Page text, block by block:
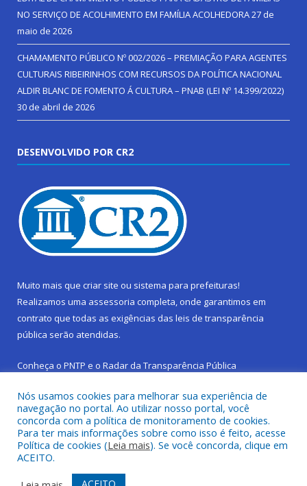
NO SERVIÇO DE ACOLHIMENTO EM FAMÍLIA ACOLHEDORA27 de
maio de 2026
CHAMAMENTO PÚBLICO Nº 002/2026 – PREMIAÇÃO PARA AGENTES
CULTURAIS RIBEIRINHOS COM RECURSOS DA POLÍTICA NACIONAL
ALDIR BLANC DE FOMENTO Á CULTURA – PNAB (LEI Nº 14.399/2022)
30 de abril de 2026
DESENVOLVIDO POR CR2
Muito mais que criar site ou sistema para prefeituras!
Realizamos uma assessoria completa, onde garantimos em
contrato que todas as exigências das leis de transparência
pública serão atendidas.
Conheça o PNTP e o Radar da Transparência Pública
Todos os direitos reservados a Prefeitura Municipal de São
Sebastião da Boa Vista.
Frequência Online Mapa do Site
Nós usamos cookies para melhorar sua experiência de
navegação no portal. Ao utilizar nosso portal, você
concorda com a política de monitoramento de cookies.
Para ter mais informações sobre como isso é feito, acesse
Política de cookies (Leia mais). Se você concorda, clique em
ACEITO.